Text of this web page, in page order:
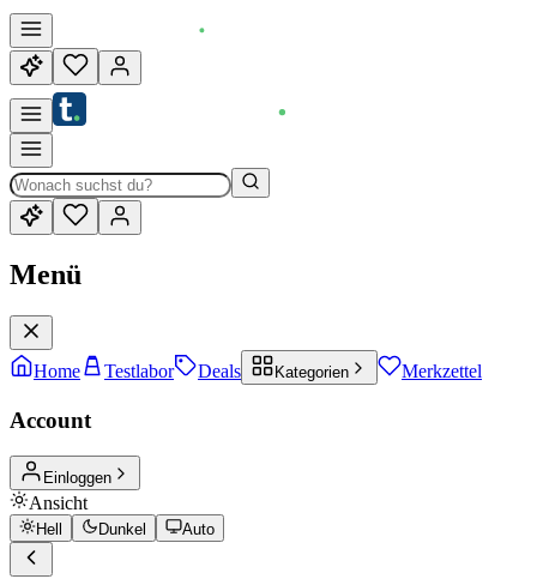
Menü
Home Testlabor Deals Kategorien Merkzettel
Account
Einloggen
Ansicht
Hell Dunkel Auto